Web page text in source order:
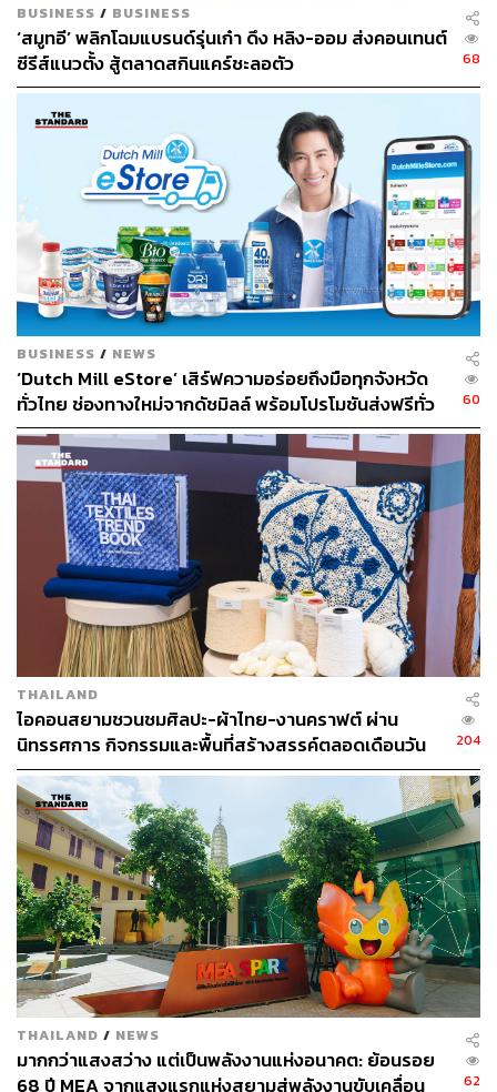
ความเริ่ดของงาน นอกจากจะได้รับน้ำตบผิวดื่มแสงไปให้ทุก
คนไปสัมผัสประสบการณ์ผิวไบร์ทด้วยตัวเองกันฟรีๆ เมื่อสั่ง
BUSINESS / BUSINESS
‘สมูทอี’ พลิกโฉมแบรนด์รุ่นเก๋า ดึง หลิง-ออม ส่งคอนเทนต์
ซีรีส์แนวตั้ง สู้ตลาดสกินแคร์ชะลอตัว
68
BUSINESS / NEWS
‘Dutch Mill eStore’ เสิร์ฟความอร่อยถึงมือทุกจังหวัด
ทั่วไทย ช่องทางใหม่จากดัชมิลล์ พร้อมโปรโมชันส่งฟรีทั่ว
ประเทศ ส่งไว สั่งก่อนเที่ยง ได้ของวันถัดไป ส่งสินค้าแบบ
เย็นตรงจากโรงงาน [ADVERTORIAL]
60
THAILAND
ไอคอนสยามชวนชมศิลปะ-ผ้าไทย-งานคราฟต์ ผ่าน
นิทรรศการ กิจกรรมและพื้นที่สร้างสรรค์ตลอดเดือนวัน
แม่ [ADVERTORIAL]
204
THAILAND / NEWS
มากกว่าแสงสว่าง แต่เป็นพลังงานแห่งอนาคต: ย้อนรอย
68 ปี MEA จากแสงแรกแห่งสยามสู่พลังงานขับเคลื่อน
62